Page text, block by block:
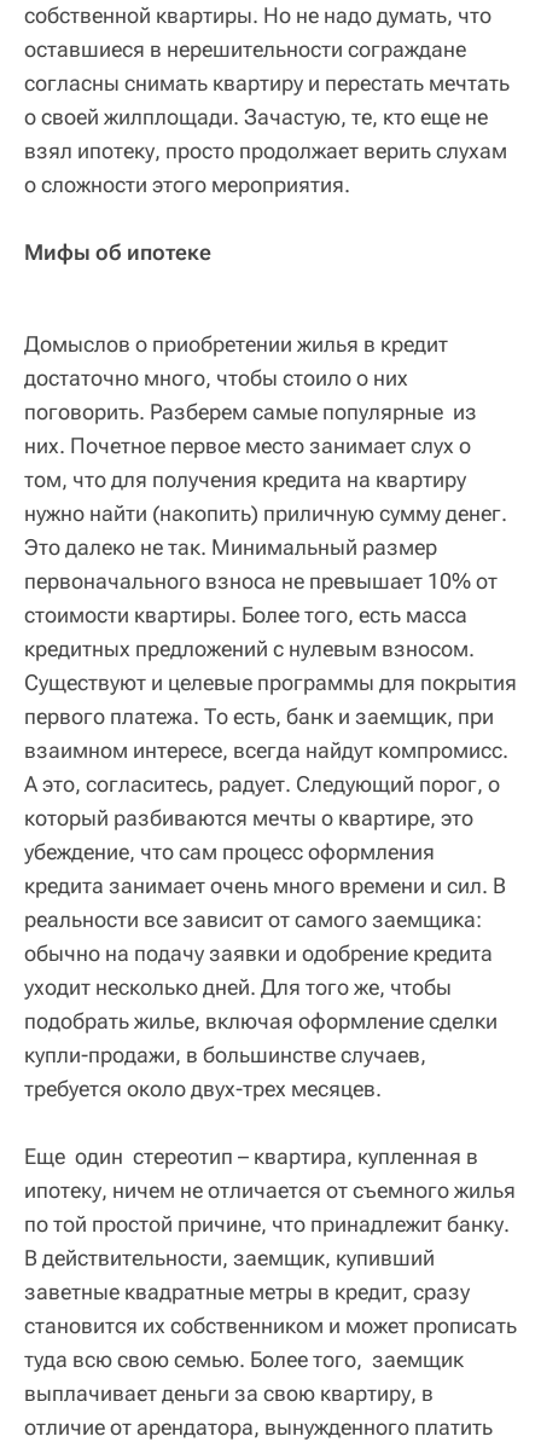
собственной квартиры. Но не надо думать, что
оставшиеся в нерешительности сограждане
согласны снимать квартиру и перестать мечтать
о своей жилплощади. Зачастую, те, кто еще не
взял ипотеку, просто продолжает верить слухам
о сложности этого мероприятия.
Мифы об ипотеке
Домыслов о приобретении жилья в кредит
достаточно много, чтобы стоило о них
поговорить. Разберем самые популярные из
них. Почетное первое место занимает слух о
том, что для получения кредита на квартиру
нужно найти (накопить) приличную сумму денег.
Это далеко не так. Минимальный размер
первоначального взноса не превышает 10% от
стоимости квартиры. Более того, есть масса
кредитных предложений с нулевым взносом.
Существуют и целевые программы для покрытия
первого платежа. То есть, банк и заемщик, при
взаимном интересе, всегда найдут компромисс.
А это, согласитесь, радует. Следующий порог, о
который разбиваются мечты о квартире, это
убеждение, что сам процесс оформления
кредита занимает очень много времени и сил. В
реальности все зависит от самого заемщика:
обычно на подачу заявки и одобрение кредита
уходит несколько дней. Для того же, чтобы
подобрать жилье, включая оформление сделки
купли-продажи, в большинстве случаев,
требуется около двух-трех месяцев.
Еще один стереотип – квартира, купленная в
ипотеку, ничем не отличается от съемного жилья
по той простой причине, что принадлежит банку.
В действительности, заемщик, купивший
заветные квадратные метры в кредит, сразу
становится их собственником и может прописать
туда всю свою семью. Более того, заемщик
выплачивает деньги за свою квартиру, в
отличие от арендатора, вынужденного платить